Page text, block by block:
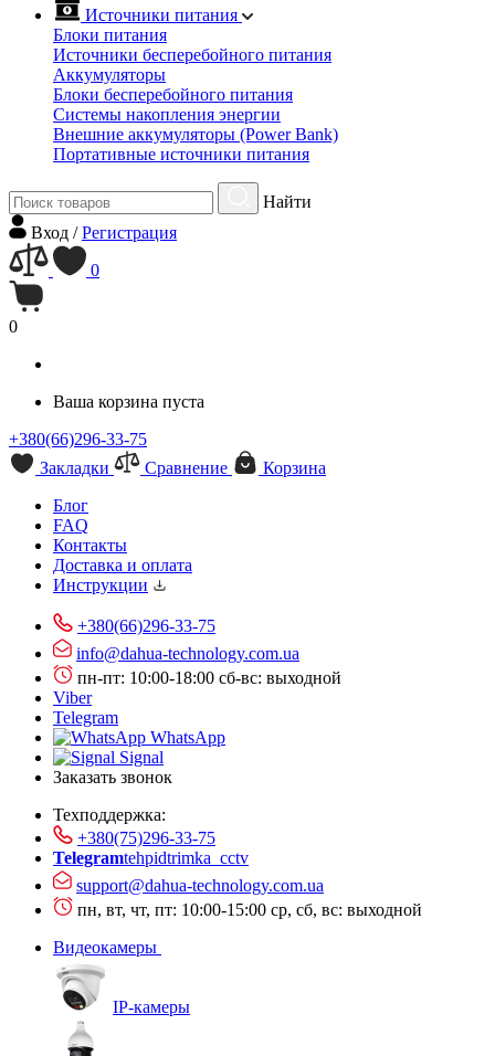
Источники питания
Блоки питания
Источники бесперебойного питания
Аккумуляторы
Блоки бесперебойного питания
Системы накопления энергии
Внешние аккумуляторы (Power Bank)
Портативные источники питания
Найти
Вход /Регистрация
0
0
Ваша корзина пуста
+380(66)296-33-75
Закладки
Сравнение
Корзина
Блог
FAQ
Контакты
Доставка и оплата
Инструкции
+380(66)296-33-75
info@dahua-technology.com.ua
пн-пт: 10:00-18:00 сб-вс: выходной
Viber
Telegram
WhatsApp
Signal
Заказать звонок
Техподдержка:
+380(75)296-33-75
Telegramtehpidtrimka_cctv
support@dahua-technology.com.ua
пн, вт, чт, пт: 10:00-15:00 ср, сб, вс: выходной
Видеокамеры
IP-камеры